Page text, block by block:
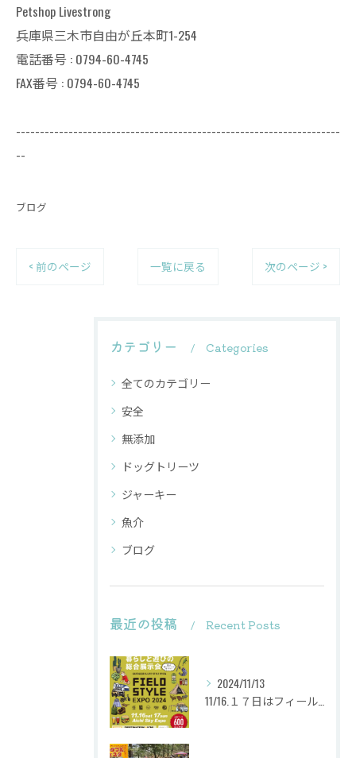
Petshop Livestrong
兵庫県三木市自由が丘本町1-254
電話番号 : 0794-60-4745
FAX番号 : 0794-60-4745
--------------------------------------------------------------------
--
ブログ
< 前のページ 一覧に戻る 次のページ >
カテゴリー Categories
全てのカテゴリー
安全
無添加
ドッグトリーツ
ジャーキー
魚介
ブログ
最近の投稿 Recent Posts
2024/11/13